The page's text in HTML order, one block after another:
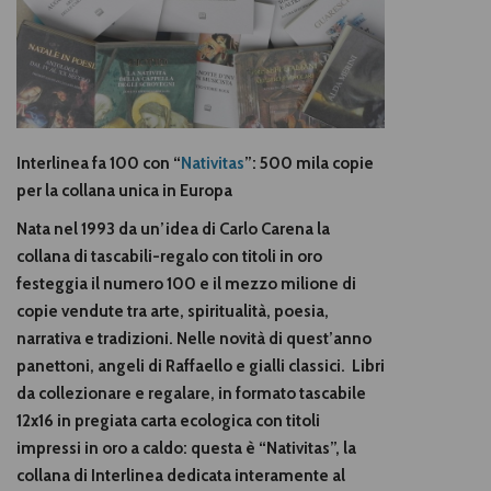
Interlinea fa 100 con “Nativitas”: 500 mila copie
per la collana unica in Europa
Nata nel 1993 da un’idea di Carlo Carena la
collana di tascabili-regalo con titoli in oro
festeggia il numero 100 e il mezzo milione di
copie vendute tra arte, spiritualità, poesia,
narrativa e tradizioni. Nelle novità di quest’anno
panettoni, angeli di Raffaello e gialli classici. Libri
da collezionare e regalare, in formato tascabile
12x16 in pregiata carta ecologica con titoli
impressi in oro a caldo: questa è “Nativitas”, la
collana di Interlinea dedicata interamente al